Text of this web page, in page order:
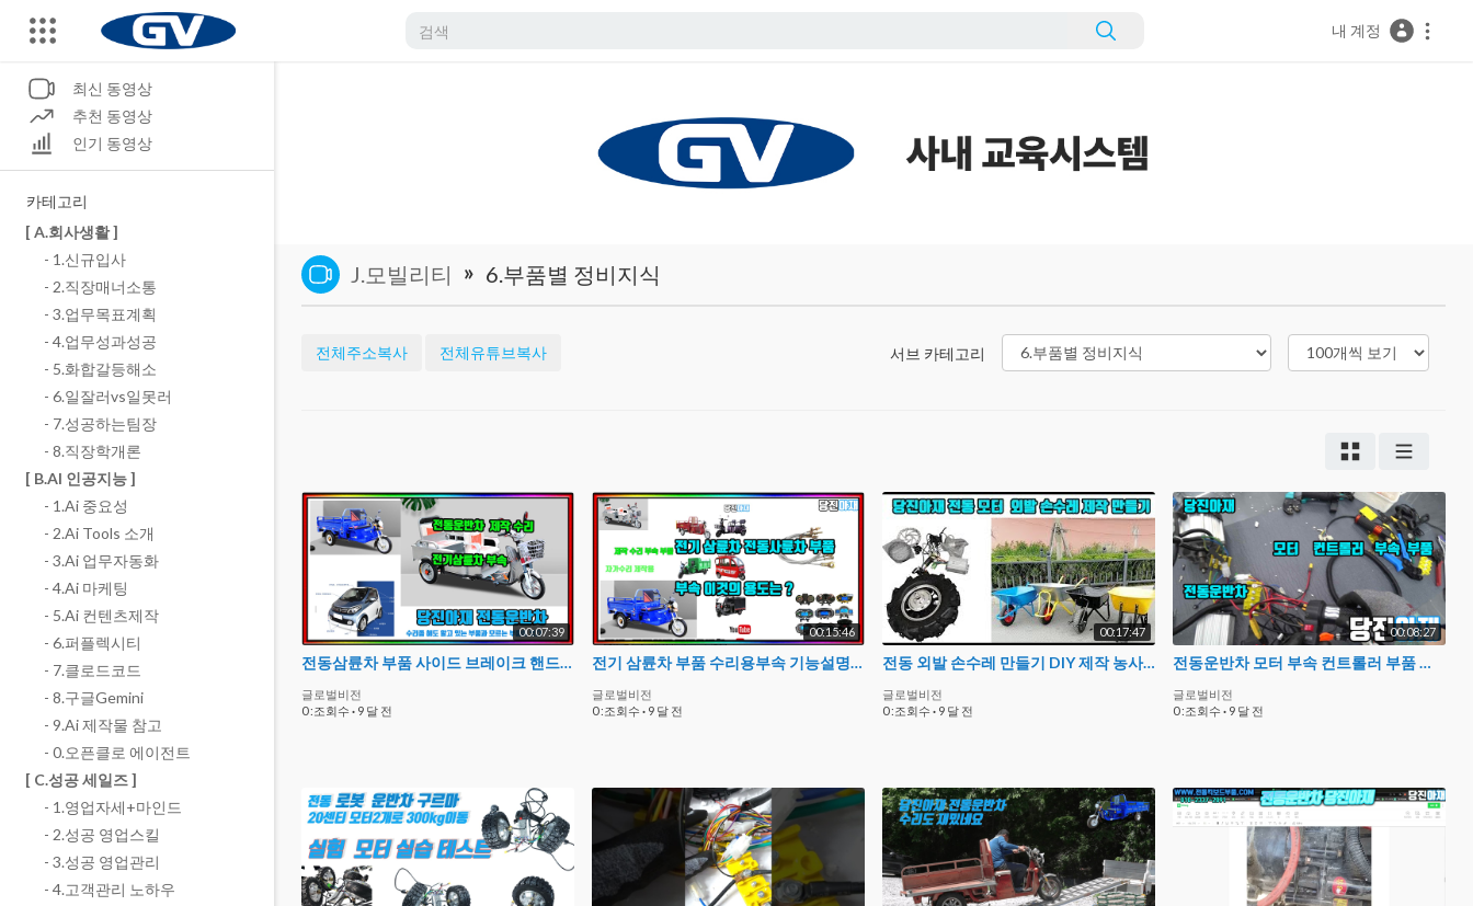
내 계정
J.모빌리티 » 6.부품별 정비지식
전체주소복사 전체유튜브복사 서브 카테고리
00:07:39
전동삼륜차 부품 사이드 브레이크 핸드브레이크 수리부속 설명
글로벌비전
0 :조회수 · 9 달 전
00:15:46
전기 삼륜차 부품 수리용부속 기능설명 시리즈 1편
글로벌비전
0 :조회수 · 9 달 전
00:17:47
전동 외발 손수레 만들기 DIY 제작 농사용 맞춤 외발손수레 만들기 부속
글로벌비전
0 :조회수 · 9 달 전
00:08:27
전동운반차 모터 부속 컨트롤러 부품 전기
글로벌비전
0 :조회수 · 9 달 전
최신 동영상
추천 동영상
인기 동영상
카테고리
[ A.회사생활 ]
- 1.신규입사
- 2.직장매너소통
- 3.업무목표계획
- 4.업무성과성공
- 5.화합갈등해소
- 6.일잘러vs일못러
- 7.성공하는팀장
- 8.직장학개론
[ B.AI 인공지능 ]
- 1.Ai 중요성
- 2.Ai Tools 소개
- 3.Ai 업무자동화
- 4.Ai 마케팅
- 5.Ai 컨텐츠제작
- 6.퍼플렉시티
- 7.클로드코드
- 8.구글Gemini
- 9.Ai 제작물 참고
- 0.오픈클로 에이전트
[ C.성공 세일즈 ]
- 1.영업자세+마인드
- 2.성공 영업스킬
- 3.성공 영업관리
- 4.고객관리 노하우